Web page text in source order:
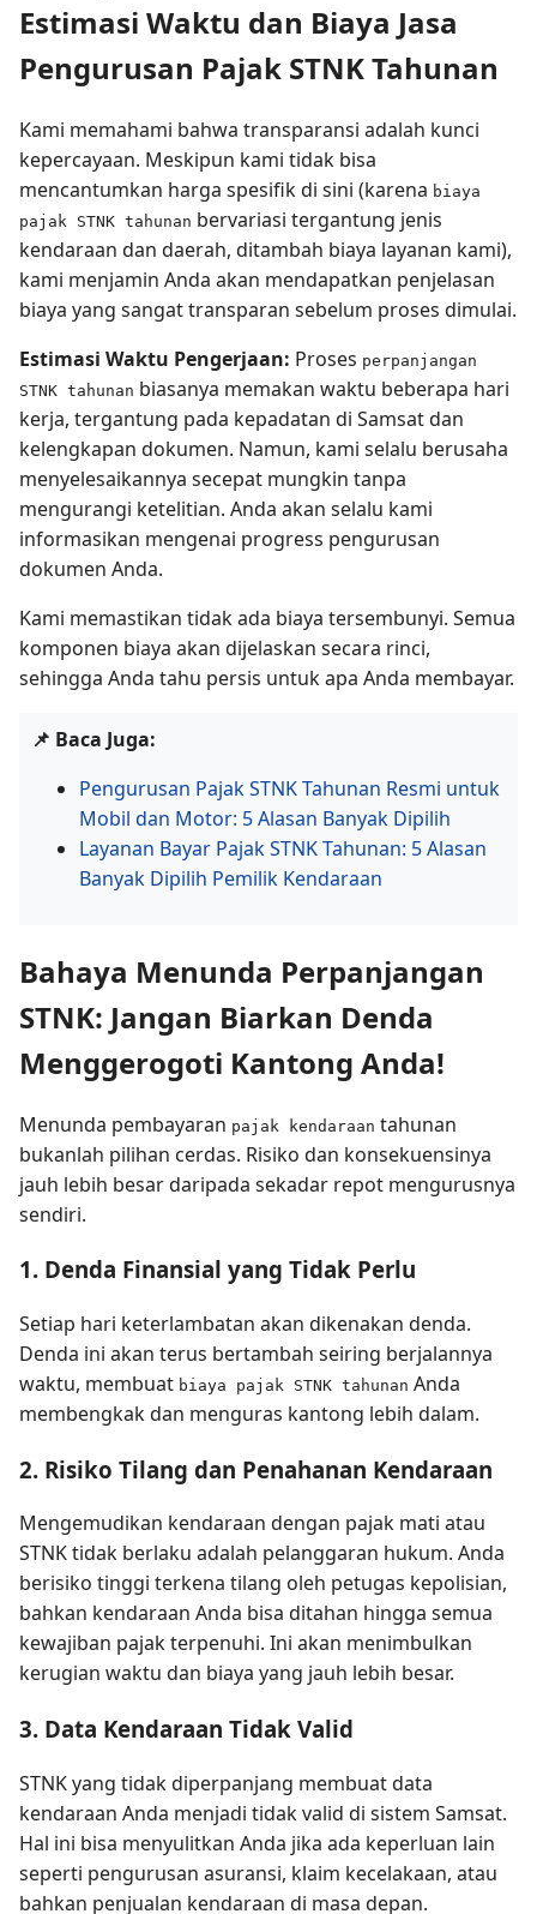
Estimasi Waktu dan Biaya Jasa
Pengurusan Pajak STNK Tahunan
Kami memahami bahwa transparansi adalah kunci
kepercayaan. Meskipun kami tidak bisa
mencantumkan harga spesifik di sini (karena biaya
pajak STNK tahunan bervariasi tergantung jenis
kendaraan dan daerah, ditambah biaya layanan kami),
kami menjamin Anda akan mendapatkan penjelasan
biaya yang sangat transparan sebelum proses dimulai.
Estimasi Waktu Pengerjaan: Proses perpanjangan
STNK tahunan biasanya memakan waktu beberapa hari
kerja, tergantung pada kepadatan di Samsat dan
kelengkapan dokumen. Namun, kami selalu berusaha
menyelesaikannya secepat mungkin tanpa
mengurangi ketelitian. Anda akan selalu kami
informasikan mengenai progress pengurusan
dokumen Anda.
Kami memastikan tidak ada biaya tersembunyi. Semua
komponen biaya akan dijelaskan secara rinci,
sehingga Anda tahu persis untuk apa Anda membayar.
📌 Baca Juga:
Pengurusan Pajak STNK Tahunan Resmi untuk
Mobil dan Motor: 5 Alasan Banyak Dipilih
Layanan Bayar Pajak STNK Tahunan: 5 Alasan
Banyak Dipilih Pemilik Kendaraan
Bahaya Menunda Perpanjangan
STNK: Jangan Biarkan Denda
Menggerogoti Kantong Anda!
Menunda pembayaran pajak kendaraan tahunan
bukanlah pilihan cerdas. Risiko dan konsekuensinya
jauh lebih besar daripada sekadar repot mengurusnya
sendiri.
1. Denda Finansial yang Tidak Perlu
Setiap hari keterlambatan akan dikenakan denda.
Denda ini akan terus bertambah seiring berjalannya
waktu, membuat biaya pajak STNK tahunan Anda
membengkak dan menguras kantong lebih dalam.
2. Risiko Tilang dan Penahanan Kendaraan
Mengemudikan kendaraan dengan pajak mati atau
STNK tidak berlaku adalah pelanggaran hukum. Anda
berisiko tinggi terkena tilang oleh petugas kepolisian,
bahkan kendaraan Anda bisa ditahan hingga semua
kewajiban pajak terpenuhi. Ini akan menimbulkan
kerugian waktu dan biaya yang jauh lebih besar.
3. Data Kendaraan Tidak Valid
STNK yang tidak diperpanjang membuat data
kendaraan Anda menjadi tidak valid di sistem Samsat.
Hal ini bisa menyulitkan Anda jika ada keperluan lain
seperti pengurusan asuransi, klaim kecelakaan, atau
bahkan penjualan kendaraan di masa depan.